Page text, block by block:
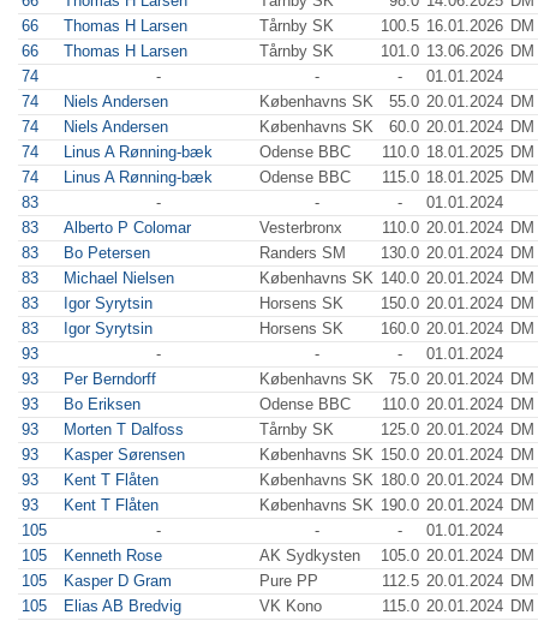
66
Thomas H Larsen Tårnby SK 100.5 16.01.2026
66
Thomas H Larsen Tårnby SK 101.0 13.06.2026
74
- - -
01.01.2024
74
Niels Andersen Københavns SK 55.0 20.01.2024
74
Niels Andersen Københavns SK 60.0 20.01.2024
74
Linus A Rønning-bæk Odense BBC 110.0 18.01.2025
74
Linus A Rønning-bæk Odense BBC 115.0 18.01.2025
83
- - -
01.01.2024
83
Alberto P Colomar Vesterbronx 110.0 20.01.2024
83
Bo Petersen Randers SM 130.0 20.01.2024
83
Michael Nielsen Københavns SK 140.0 20.01.2024
83
Igor Syrytsin Horsens SK 150.0 20.01.2024
83
Igor Syrytsin Horsens SK 160.0 20.01.2024
93
- - -
01.01.2024
93
Per Berndorff Københavns SK 75.0 20.01.2024
93
Bo Eriksen Odense BBC 110.0 20.01.2024
93
Morten T Dalfoss Tårnby SK 125.0 20.01.2024
93
Kasper Sørensen Københavns SK 150.0 20.01.2024
93
Kent T Flåten Københavns SK 180.0 20.01.2024
93
Kent T Flåten Københavns SK 190.0 20.01.2024
105
- - -
01.01.2024
105
Kenneth Rose AK Sydkysten 105.0 20.01.2024
105
Kasper D Gram Pure PP 112.5 20.01.2024
105
Elias AB Bredvig VK Kono 115.0 20.01.2024